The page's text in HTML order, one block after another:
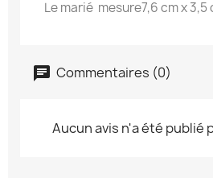
Le marié mesure7,6 cm x 3,5
Commentaires (0)
Aucun avis n'a été publié